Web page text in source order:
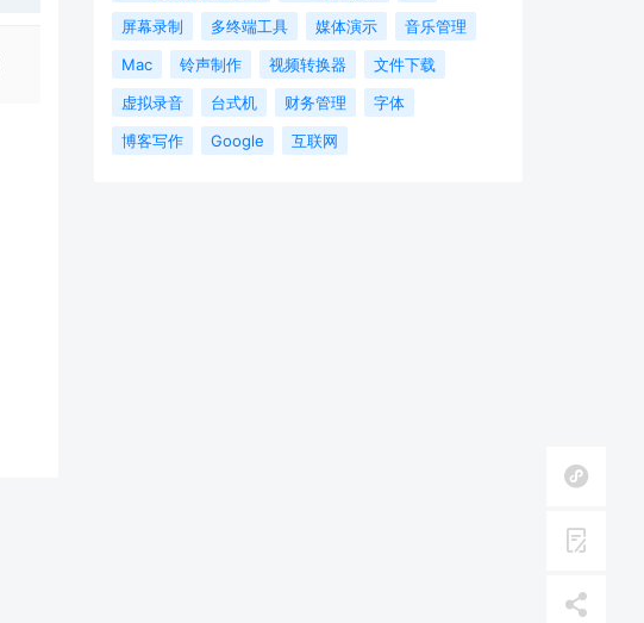
屏幕录制
多终端工具 媒体演示
音乐管理
Mac
铃声制作 视频转换器
文件下载
虚拟录音
台式机 财务管理
字体
博客写作
Google 互联网